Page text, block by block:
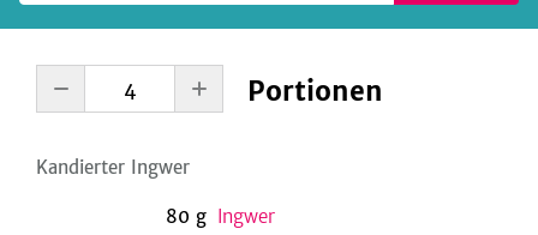
Portionen
Kandierter Ingwer
80 g Ingwer